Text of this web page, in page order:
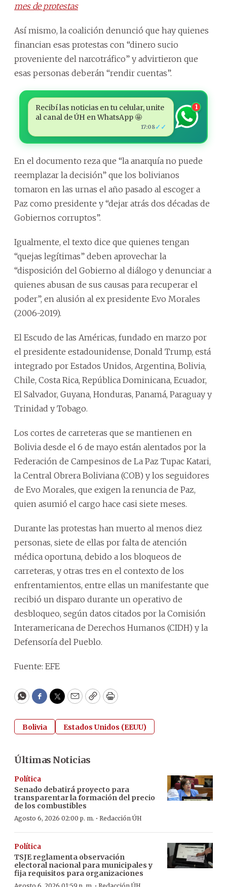
mes de protestas
Así mismo, la coalición denunció que hay quienes
financian esas protestas con “dinero sucio
proveniente del narcotráfico” y advirtieron que
esas personas deberán “rendir cuentas”.
Recibí las noticias en tu celular, unite
al canal de ÚH en WhatsApp 🤩
17:08✓✓
1
En el documento reza que “la anarquía no puede
reemplazar la decisión” que los bolivianos
tomaron en las urnas el año pasado al escoger a
Paz como presidente y “dejar atrás dos décadas de
Gobiernos corruptos”.
Igualmente, el texto dice que quienes tengan
“quejas legítimas” deben aprovechar la
“disposición del Gobierno al diálogo y denunciar a
quienes abusan de sus causas para recuperar el
poder”, en alusión al ex presidente Evo Morales
(2006-2019).
El Escudo de las Américas, fundado en marzo por
el presidente estadounidense, Donald Trump, está
integrado por Estados Unidos, Argentina, Bolivia,
Chile, Costa Rica, República Dominicana, Ecuador,
El Salvador, Guyana, Honduras, Panamá, Paraguay y
Trinidad y Tobago.
Los cortes de carreteras que se mantienen en
Bolivia desde el 6 de mayo están alentados por la
Federación de Campesinos de La Paz Tupac Katari,
la Central Obrera Boliviana (COB) y los seguidores
de Evo Morales, que exigen la renuncia de Paz,
quien asumió el cargo hace casi siete meses.
Durante las protestas han muerto al menos diez
personas, siete de ellas por falta de atención
médica oportuna, debido a los bloqueos de
carreteras, y otras tres en el contexto de los
enfrentamientos, entre ellas un manifestante que
recibió un disparo durante un operativo de
desbloqueo, según datos citados por la Comisión
Interamericana de Derechos Humanos (CIDH) y la
Defensoría del Pueblo.
Fuente: EFE
WhatsApp
Facebook
Twitter
EmailCopyPrint
Bolivia Estados Unidos (EEUU)
Últimas Noticias
Política
Senado debatirá proyecto para
transparentar la formación del precio
de los combustibles
Agosto 6, 2026 02:00 p. m. · Redacción ÚH
Política
TSJE reglamenta observación
electoral nacional para municipales y
fija requisitos para organizaciones